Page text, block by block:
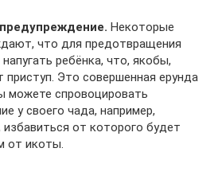
Некоторые
что для предотвращения
ребёнка, что, якобы,
приступ. Это совершенная ерунда
можете спровоцировать
у своего чада, например,
избавиться от которого будет
от икоты.